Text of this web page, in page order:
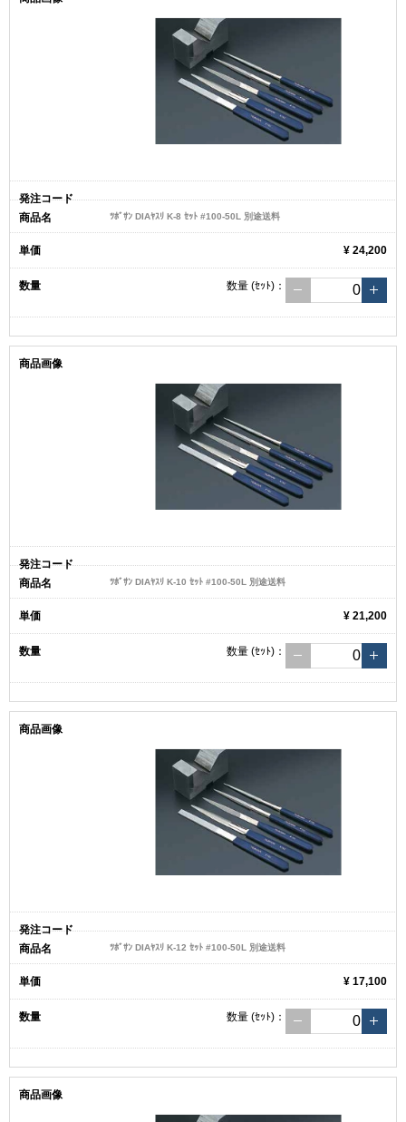
ﾂﾎﾞｻﾝ DIAﾔｽﾘ K-8 ｾｯﾄ #100-50L 別途送料
¥ 24,200
数量 (ｾｯﾄ) ：
ﾂﾎﾞｻﾝ DIAﾔｽﾘ K-10 ｾｯﾄ #100-50L 別途送料
¥ 21,200
数量 (ｾｯﾄ) ：
ﾂﾎﾞｻﾝ DIAﾔｽﾘ K-12 ｾｯﾄ #100-50L 別途送料
¥ 17,100
数量 (ｾｯﾄ) ：